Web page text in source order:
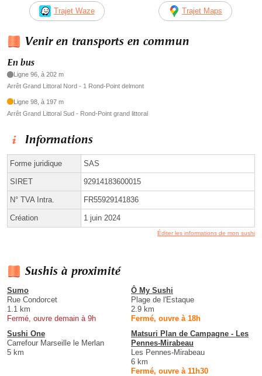
Trajet Waze Trajet Maps
Venir en transports en commun
En bus
Ligne 96, à 202 m
Arrêt Grand Littoral Nord - 1 Rond-Point delmont
Ligne 98, à 197 m
Arrêt Grand Littoral Sud - Rond-Point grand littoral
Informations
Forme juridique SAS
SIRET 92914183600015
N° TVA Intra. FR55929141836
Création 1 juin 2024
Éditer les informations de mon sushi
Sushis à proximité
Sumo
Rue Condorcet
1.1 km
Fermé, ouvre demain à 9h
Ô My Sushi
Plage de l'Estaque
2.9 km
Fermé, ouvre à 18h
Sushi One
Carrefour Marseille le Merlan
5 km
Matsuri Plan de Campagne - Les
Pennes-Mirabeau
Les Pennes-Mirabeau
6 km
Fermé, ouvre à 11h30